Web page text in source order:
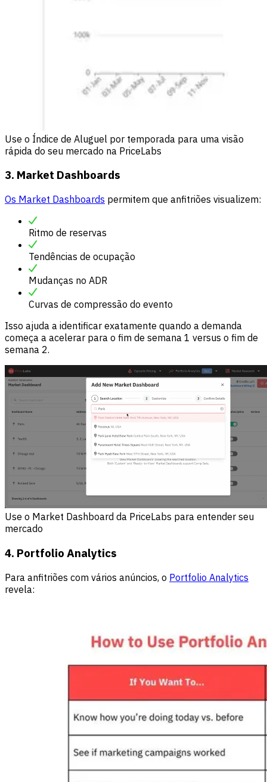
Use o Índice de Aluguel por temporada para uma visão
rápida do seu mercado na PriceLabs
3. Market Dashboards
Os Market Dashboards permitem que anfitriões visualizem:
Ritmo de reservas
Tendências de ocupação
Mudanças no ADR
Curvas de compressão do evento
Isso ajuda a identificar exatamente quando a demanda
começa a acelerar para o fim de semana 1 versus o fim de
semana 2.
Use o Market Dashboard da PriceLabs para entender seu
mercado
4. Portfolio Analytics
Para anfitriões com vários anúncios, o Portfolio Analytics
revela: